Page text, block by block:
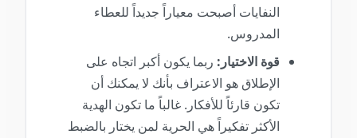
النفايات أصبحت معياراً جديداً للعطاء
المدروس.
قوة الاختيار:ربما يكون أكبر اتجاه على
الإطلاق هو الاعتراف بأنك لا يمكنك أن
تكون قارئاً للأفكار. غالباً ما تكون الهدية
الأكثر تفكيراً هي الحرية لمن يختار بالضبط